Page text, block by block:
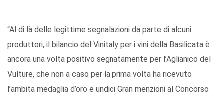
“Al di là delle legittime segnalazioni da parte di alcuni
produttori, il bilancio del Vinitaly per i vini della Basilicata è
ancora una volta positivo segnatamente per l’Aglianico del
Vulture, che non a caso per la prima volta ha ricevuto
l’ambita medaglia d’oro e undici Gran menzioni al Concorso